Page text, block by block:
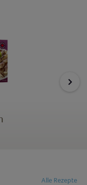
Alle Rezepte